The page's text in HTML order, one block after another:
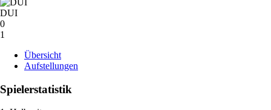
DUI
0
1
Übersicht
Aufstellungen
Spielerstatistik